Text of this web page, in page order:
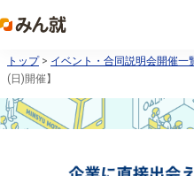
トップ> イベント・合同説明会開催一
(日)開催】